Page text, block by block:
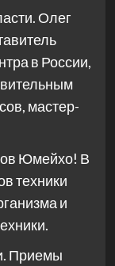
Олег
в России,
мастер-
Юмейхо! В
техники
и
Приемы